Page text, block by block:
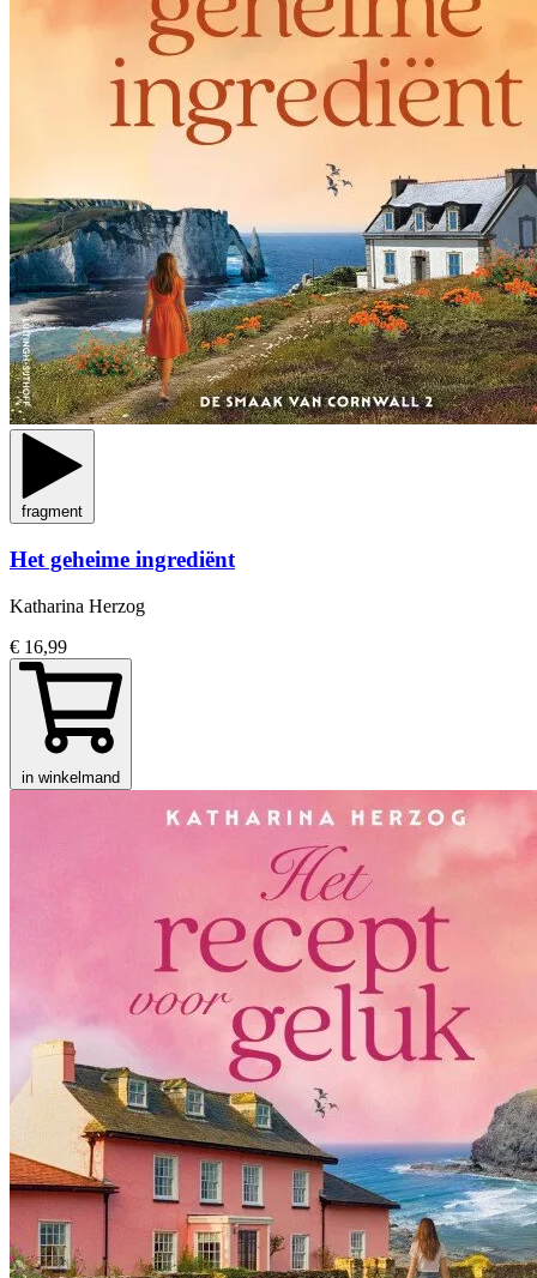
fragment
Het geheime ingrediënt
Katharina Herzog
€ 16,99
in winkelmand